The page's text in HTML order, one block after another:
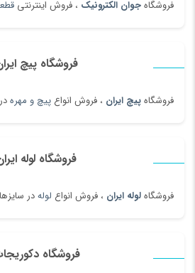
فروشگاهجوان الکترونیک ، فروش اینترنتی
فروشگاه پیچ
فروشگاهپیچ ایران ، فروش انواع پیچ و مهره
فروشگاه لوله
فروشگاهلوله ایران ، فروش انواع لولهدر
فروشگاه